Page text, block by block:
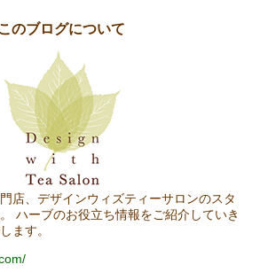
のブログについて
店、デザインウィズティーサロンのスタ
ハーブのお役立ち情報をご紹介していき
ます。